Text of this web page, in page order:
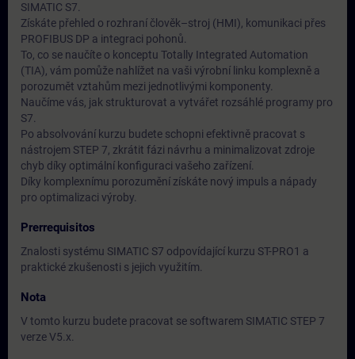
SIMATIC S7.
Získáte přehled o rozhraní člověk–stroj (HMI), komunikaci přes
PROFIBUS DP a integraci pohonů.
To, co se naučíte o konceptu Totally Integrated Automation
(TIA), vám pomůže nahlížet na vaši výrobní linku komplexně a
porozumět vztahům mezi jednotlivými komponenty.
Naučíme vás, jak strukturovat a vytvářet rozsáhlé programy pro
S7.
Po absolvování kurzu budete schopni efektivně pracovat s
nástrojem STEP 7, zkrátit fázi návrhu a minimalizovat zdroje
chyb díky optimální konfiguraci vašeho zařízení.
Díky komplexnímu porozumění získáte nový impuls a nápady
pro optimalizaci výroby.
Prerrequisitos
Znalosti systému SIMATIC S7 odpovídající kurzu ST-PRO1 a
praktické zkušenosti s jejich využitím.
Nota
V tomto kurzu budete pracovat se softwarem SIMATIC STEP 7
verze V5.x.